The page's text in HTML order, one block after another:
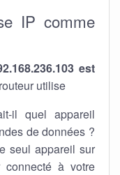
IP comme
est
utilise
il quel appareil
de données ?
seul appareil sur
connecté à votre